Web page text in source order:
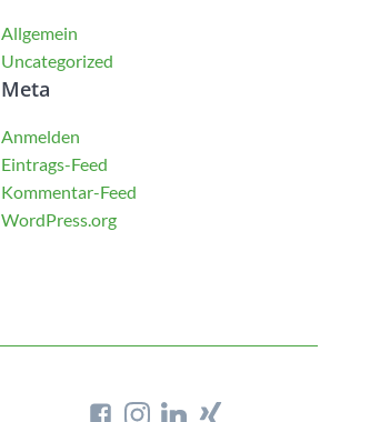
Allgemein
Uncategorized
Meta
Anmelden
Eintrags-Feed
Kommentar-Feed
WordPress.org